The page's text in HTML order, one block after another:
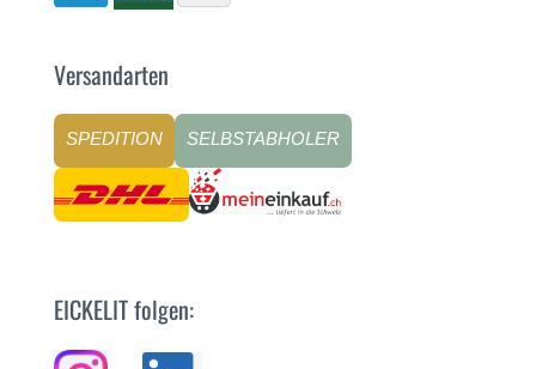
Versandarten
SPEDITION SELBSTABHOLER
EICKELIT folgen: